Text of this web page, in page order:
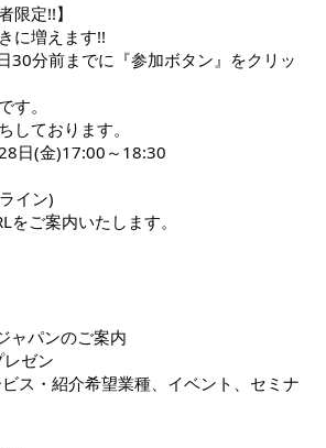
限定!!】
に増えます!!
30分前までに『参加ボタン』をクリッ
す。
しております。
日(金)17:00～18:30
イン)
をご案内いたします。
ャパンのご案内
ゼン
ス・紹介希望業種、イベント、セミナ